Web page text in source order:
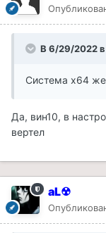
В 6/29/2022 в
Система х64
Да, вин10, в
вертел
aL☢